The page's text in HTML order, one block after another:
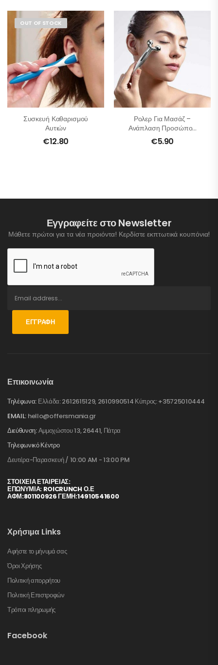
OUT OF STOCK
Συσκευή Καθαρισμού
Αυτιών
€12.80
Ρολερ Για Μασάζ –
Ανάπλαση Προσώπου
Και Σώματος
€5.90
Εγγραφείτε στο Newsletter
Μάθετε πρώτοι για τα νέα προιόντα! Κερδίστε εκπτωτικά κουπόνια!
ΕΓΓΡΑΦΉ
Επικοινωνία
Τηλέφωνα: Ελλάδα: 2612615129, 2610990514 Κύπρος: +35725010444
EMAIL: hello@offersmania.gr
Διεύθυνση:Αμμοχώστου 13, 26441, Πάτρα
Τηλεφωνικό Κέντρο
Δευτέρα-Παρασκευή / 10:00 AM - 13:00 PM
ΣΤΟΙΧΕΊΑ ΕΤΑΙΡΕΊΑΣ:
ΕΠΩΝΥΜΙΑ: ROICRUNCH Ο.Ε
ΑΦΜ:801100926 ΓΕΜΗ:14910541600
Χρήσιμα Links
Αφήστε το μήνυμά σας
Όροι Χρήσης
Πολιτική απορρήτου
Πολιτική Επιστροφών
Τρόποι πληρωμής
Facebook